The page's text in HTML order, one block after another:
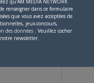
#152233
qu'AM MEDIA NETWORK
renseigner dans ce formulaire
que vous avez acceptées de
jeux-concours,
des données . Veuillez cocher
notre newsletter.